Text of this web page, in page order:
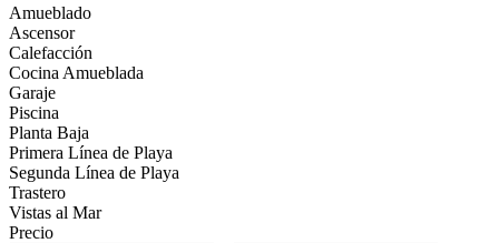
Amueblado
Ascensor
Calefacción
Cocina Amueblada
Garaje
Piscina
Planta Baja
Primera Línea de Playa
Segunda Línea de Playa
Trastero
Vistas al Mar
Precio